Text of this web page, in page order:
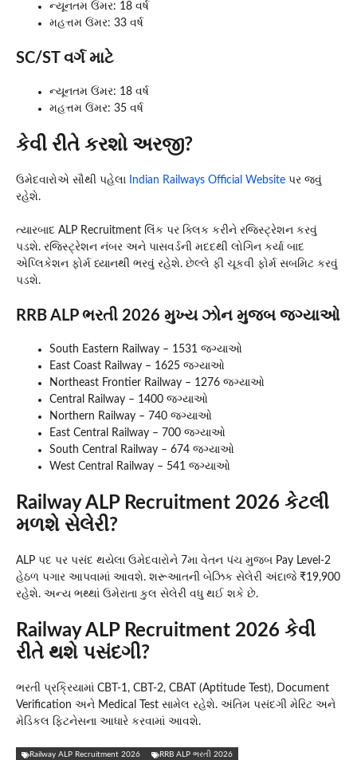
ન્યૂનતમ ઉંમર: 18 વર્ષ
મહત્તમ ઉંમર: 33 વર્ષ
SC/ST વર્ગ માટે
ન્યૂનતમ ઉંમર: 18 વર્ષ
મહત્તમ ઉંમર: 35 વર્ષ
કેવી રીતે કરશો અરજી?
ઉમેદવારોએ સૌથી પહેલા Indian Railways Official Website પર જવું
રહેશે.
ત્યારબાદ ALP Recruitment લિંક પર ક્લિક કરીને રજિસ્ટ્રેશન કરવું
પડશે. રજિસ્ટ્રેશન નંબર અને પાસવર્ડની મદદથી લોગિન કર્યા બાદ
એપ્લિકેશન ફોર્મ ધ્યાનથી ભરવું રહેશે. છેલ્લે ફી ચૂકવી ફોર્મ સબમિટ કરવું
પડશે.
RRB ALP ભરતી 2026 મુખ્ય ઝોન મુજબ જગ્યાઓ
South Eastern Railway – 1531 જગ્યાઓ
East Coast Railway – 1625 જગ્યાઓ
Northeast Frontier Railway – 1276 જગ્યાઓ
Central Railway – 1400 જગ્યાઓ
Northern Railway – 740 જગ્યાઓ
East Central Railway – 700 જગ્યાઓ
South Central Railway – 674 જગ્યાઓ
West Central Railway – 541 જગ્યાઓ
Railway ALP Recruitment 2026 કેટલી
મળશે સેલેરી?
ALP પદ પર પસંદ થયેલા ઉમેદવારોને 7મા વેતન પંચ મુજબ Pay Level-2
હેઠળ પગાર આપવામાં આવશે. શરૂઆતની બેઝિક સેલેરી અંદાજે ₹19,900
રહેશે. અન્ય ભથ્થાં ઉમેરાતા કુલ સેલેરી વધુ થઈ શકે છે.
Railway ALP Recruitment 2026 કેવી
રીતે થશે પસંદગી?
ભરતી પ્રક્રિયામાં CBT-1, CBT-2, CBAT (Aptitude Test), Document
Verification અને Medical Test સામેલ રહેશે. અંતિમ પસંદગી મેરિટ અને
મેડિકલ ફિટનેસના આધારે કરવામાં આવશે.
Railway ALP Recruitment 2026 RRB ALP ભરતી 2026